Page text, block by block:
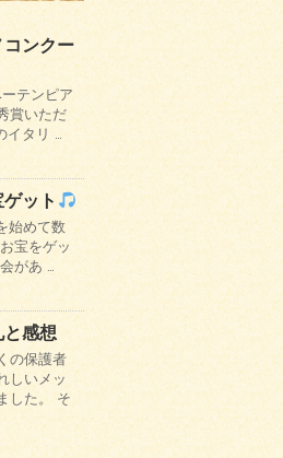
コンクー
テンピア
賞いただ
イタリ …
ット
始めて数
宝をゲッ
があ …
と感想
の保護者
しいメッ
した。 そ